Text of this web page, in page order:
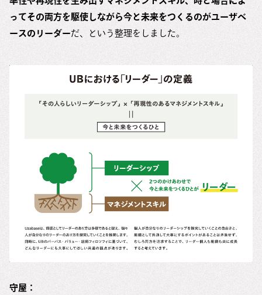
ってその両方を駆使しながら今と未来をつくるのがユーザベ
ースのリーダーだ、という整理をしました。
守屋：